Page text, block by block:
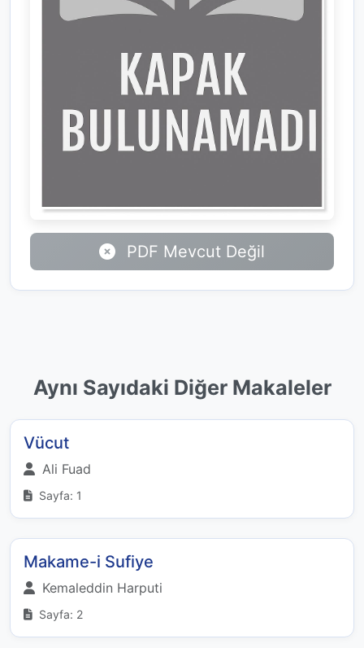
PDF Mevcut Değil
Aynı Sayıdaki Diğer Makaleler
Vücut
Ali Fuad
Sayfa: 1
Makame-i Sufiye
Kemaleddin Harputi
Sayfa: 2